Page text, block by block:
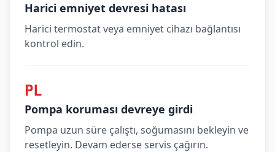
Harici emniyet devresi hatası
Harici termostat veya emniyet cihazı bağlantısı
kontrol edin.
PL
Pompa koruması devreye girdi
Pompa uzun süre çalıştı, soğumasını bekleyin ve
resetleyin. Devam ederse servis çağırın.